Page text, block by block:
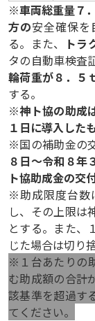
※車両総重量７
方の安全確保
る。また、
トラ
タの自動車検査
輪荷重が８．５
する。
※神ト協の助成
１日に導入した
※国の補助金の
８日～令和８年
ト協助成金の交
※助成限度台数
し、その上限は
とする。また、
じた場合は切り
※１台あたりの
む助成額の合計
該基準を超過す
てください。